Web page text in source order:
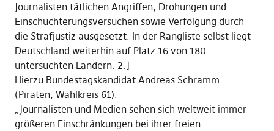
Journalisten tätlichen Angriffen, Drohungen und
Einschüchterungsversuchen sowie Verfolgung durch
die Strafjustiz ausgesetzt. In der Rangliste selbst liegt
Deutschland weiterhin auf Platz 16 von 180
untersuchten Ländern. 2.]
Hierzu Bundestagskandidat Andreas Schramm
(Piraten, Wahlkreis 61):
„Journalisten und Medien sehen sich weltweit immer
größeren Einschränkungen bei ihrer freien